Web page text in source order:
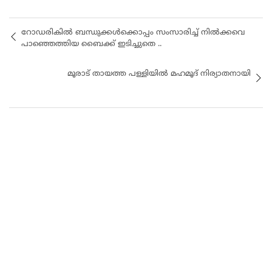
റോഡരികില്‍ ബന്ധുക്കൾക്കൊപ്പം സംസാരിച്ച് നിൽക്കവെ
പാഞ്ഞെത്തിയ ബൈക്ക് ഇടിച്ചുതെ ..
മൂരാട് തായത്ത പള്ളിയിൽ മഹമൂദ് നിര്യാതനായി